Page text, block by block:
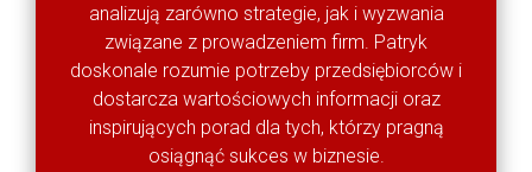
analizują zarówno strategie, jak i wyzwania
związane z prowadzeniem firm. Patryk
doskonale rozumie potrzeby przedsiębiorców i
dostarcza wartościowych informacji oraz
inspirujących porad dla tych, którzy pragną
osiągnąć sukces w biznesie.